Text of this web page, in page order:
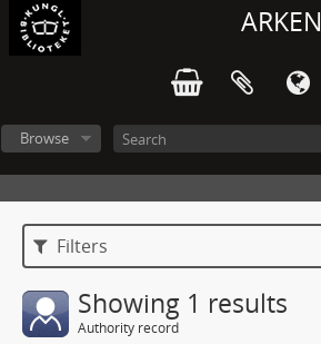
ARKEN
Browse
Filters
Showing 1 results
Authority record